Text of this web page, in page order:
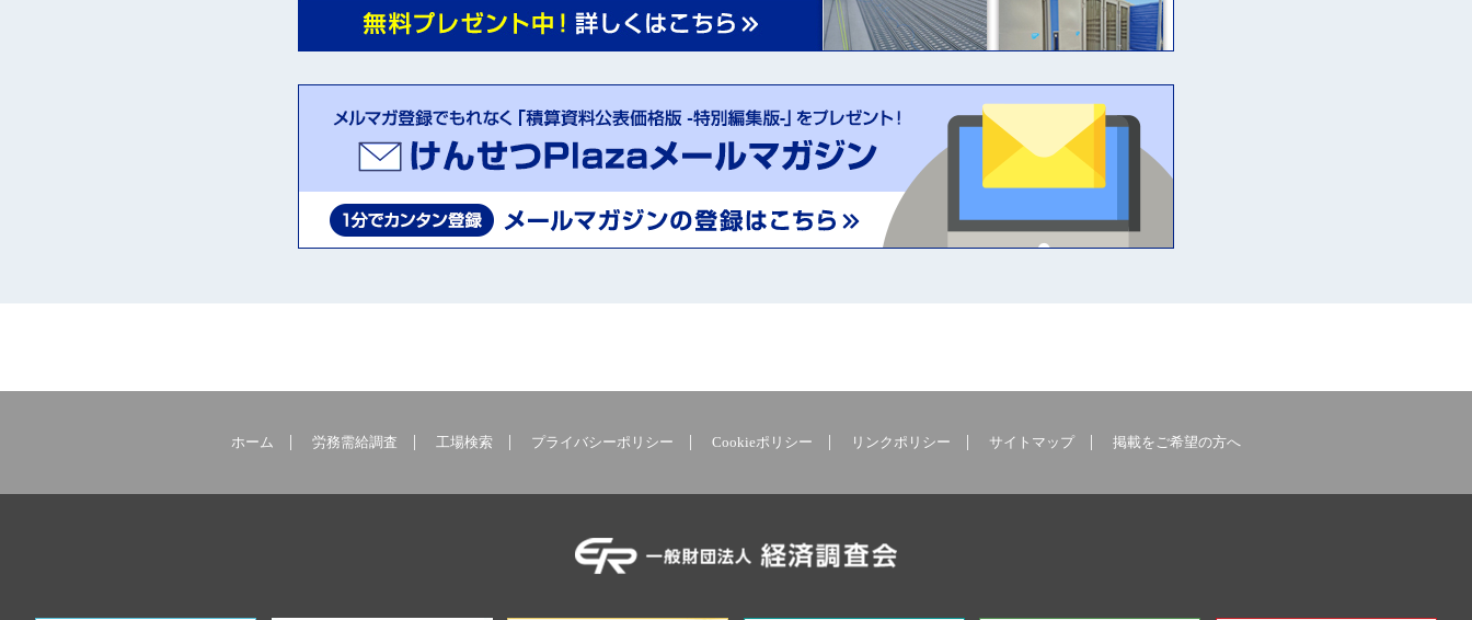
ホーム 労務需給調査 工場検索 プライバシーポリシー Cookieポリシー リンクポリシー サイトマップ 掲載をご希望の方へ